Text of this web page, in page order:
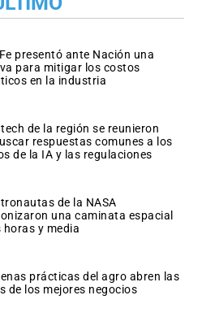
presentó ante Nación una
para mitigar los costos
en la industria
de la región se reunieron
respuestas comunes a los
de la IA y las regulaciones
de la NASA
una caminata espacial
horas y media
prácticas del agro abren las
de los mejores negocios